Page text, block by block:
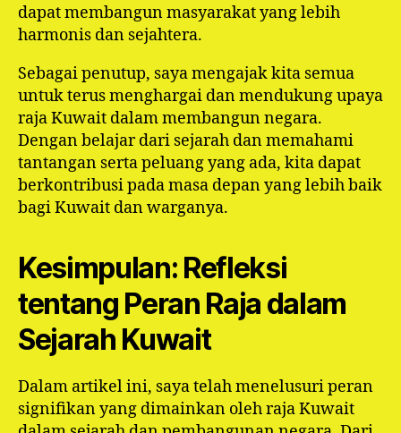
dapat membangun masyarakat yang lebih
harmonis dan sejahtera.
Sebagai penutup, saya mengajak kita semua
untuk terus menghargai dan mendukung upaya
raja Kuwait dalam membangun negara.
Dengan belajar dari sejarah dan memahami
tantangan serta peluang yang ada, kita dapat
berkontribusi pada masa depan yang lebih baik
bagi Kuwait dan warganya.
Kesimpulan: Refleksi
tentang Peran Raja dalam
Sejarah Kuwait
Dalam artikel ini, saya telah menelusuri peran
signifikan yang dimainkan oleh raja Kuwait